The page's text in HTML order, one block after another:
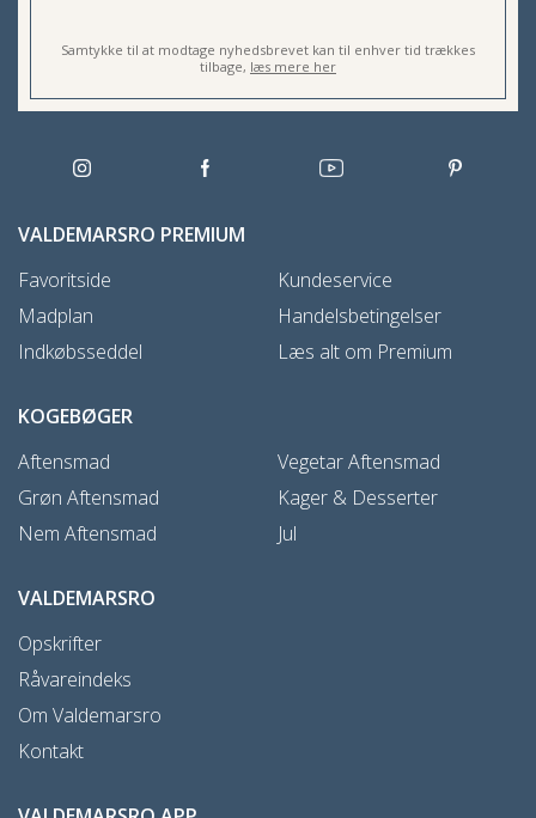
Samtykke til at modtage nyhedsbrevet kan til enhver tid trækkes
tilbage, læs mere her
VALDEMARSRO PREMIUM
Favoritside
Madplan
Indkøbsseddel
Kundeservice
Handelsbetingelser
Læs alt om Premium
KOGEBØGER
Aftensmad
Grøn Aftensmad
Nem Aftensmad
Vegetar Aftensmad
Kager & Desserter
Jul
VALDEMARSRO
Opskrifter
Råvareindeks
Om Valdemarsro
Kontakt